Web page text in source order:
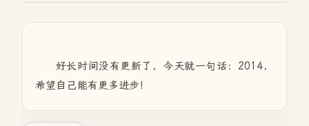
好长时间没有更新了，今天就一句话：2014，
希望自己能有更多进步！